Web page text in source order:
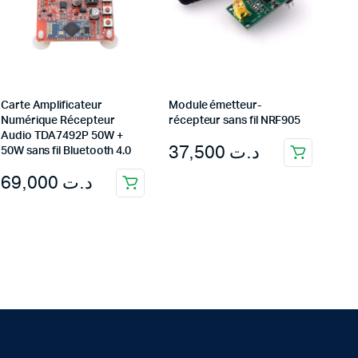
Carte Amplificateur
Numérique Récepteur
Audio TDA7492P 50W +
50W sans fil Bluetooth 4.0
د.ت
Module émetteur-
récepteur sans fil NRF905
د.ت